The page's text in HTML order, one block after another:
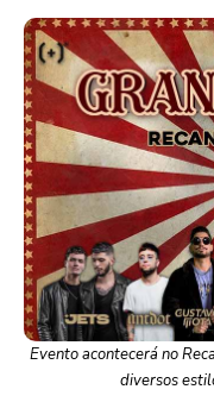
Evento acontecerá no
diversos